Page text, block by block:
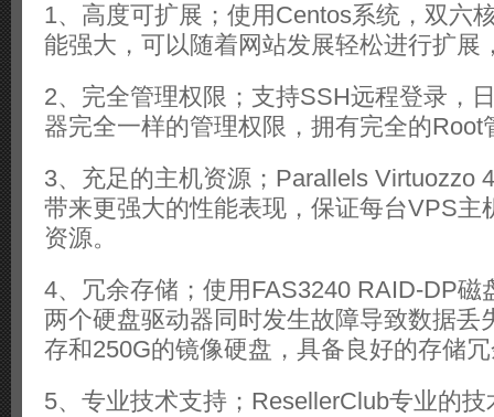
1、高度可扩展；使用Centos系统，双六
能强大，可以随着网站发展轻松进行扩展
2、完全管理权限；支持SSH远程登录，
器完全一样的管理权限，拥有完全的Root
3、充足的主机资源；Parallels Virtuozzo
带来更强大的性能表现，保证每台VPS主
资源。
4、冗余存储；使用FAS3240 RAID-DP磁
两个硬盘驱动器同时发生故障导致数据丢
存和250G的镜像硬盘，具备良好的存储
5、专业技术支持；ResellerClub专业的